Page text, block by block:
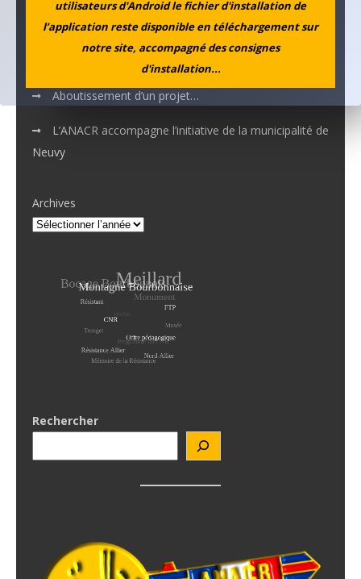
utilisateurs d'Android le fichier d'installation de
l’application reste disponible en téléchargement sur
notre site, accompagné des consignes
d'installation...
MEMOTOUR PODCAST
La mémoire de Marguerite croise celle de Simone
Aboutissement d’un projet…
L’ANACR accompagne l’initiative de la municipalité de
Neuvy
Archives
Rechercher